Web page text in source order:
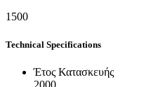
1500
Technical Specifications
Έτος Κατασκευής
2000